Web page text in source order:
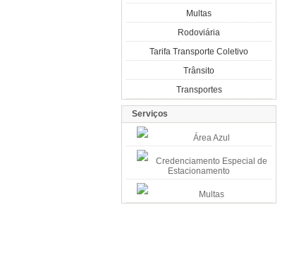
Multas
Rodoviária
Tarifa Transporte Coletivo
Trânsito
Transportes
Serviços
Área Azul
Credenciamento Especial de
Estacionamento
Multas